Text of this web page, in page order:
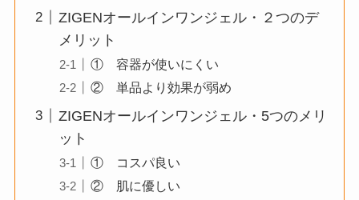
ZIGENオールインワンジェル・２つのデ
メリット
① 容器が使いにくい
② 単品より効果が弱め
ZIGENオールインワンジェル・5つのメリ
ット
① コスパ良い
② 肌に優しい